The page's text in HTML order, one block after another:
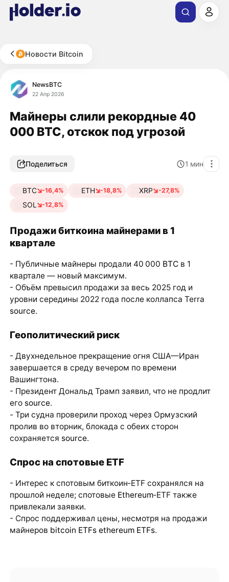
Новости Bitcoin
NewsBTC
22 Апр 2026
Майнеры слили рекордные 40
000 BTC, отскок под угрозой
Поделиться 1 мин
BTC -16,4% ETH -18,8% XRP -27,8%
SOL -12,8%
Продажи биткоина майнерами в 1
квартале
- Публичные майнеры продали 40 000 BTCв 1
квартале — новый максимум.
- Объём превысил продажи за весь 2025 год и
уровни середины 2022 года после коллапса Terra
source.
Геополитический риск
- Двухнедельное прекращение огня США—Иран
завершается в среду вечером по времени
Вашингтона.
- Президент Дональд Трамп заявил, что не продлит
его source.
- Три судна проверили проход через Ормузский
пролив во вторник, блокада с обеих сторон
сохраняется source.
Спрос на спотовые ETF
- Интерес к спотовым биткоин‑ETF сохранялся на
прошлой неделе; спотовые Ethereum‑ETF также
привлекали заявки.
- Спрос поддерживал цены, несмотря на продажи
майнеров bitcoin ETFs ethereum ETFs.